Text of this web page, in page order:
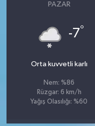
PAZAR
-7°
Orta kuvvetli karlı
Nem: %86
Rüzgar: 6 km/h
Yağış Olasılığı: %60